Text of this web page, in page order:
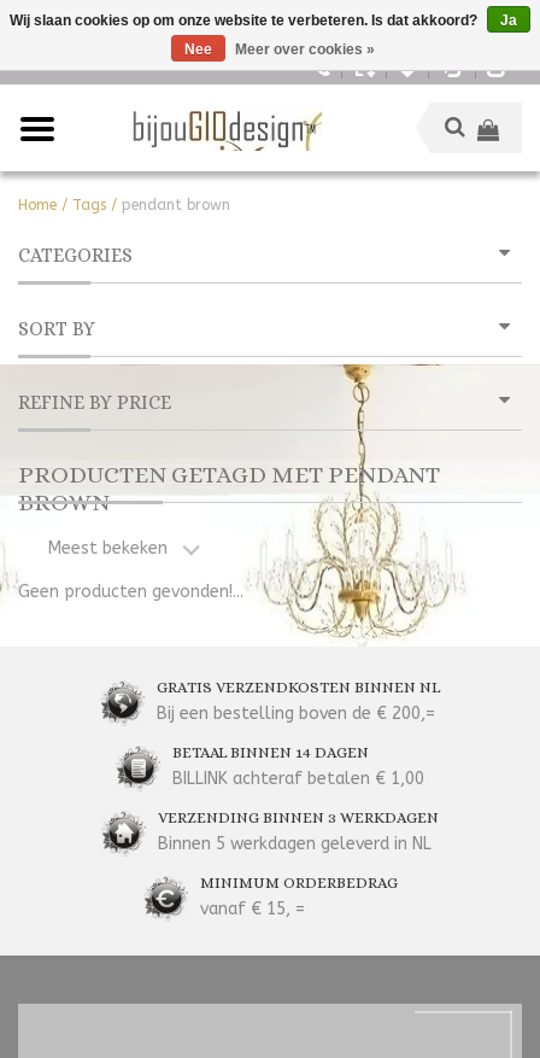
Home / Tags / pendant brown
CATEGORIES
SORT BY
REFINE BY PRICE
PRODUCTEN GETAGD MET PENDANT
BROWN
Meest bekeken
Geen producten gevonden!...
GRATIS VERZENDKOSTEN BINNEN NL
Bij een bestelling boven de € 200,=
BETAAL BINNEN 14 DAGEN
BILLINK achteraf betalen € 1,00
VERZENDING BINNEN 3 WERKDAGEN
Binnen 5 werkdagen geleverd in NL
MINIMUM ORDERBEDRAG
vanaf € 15, =
Wij slaan cookies op om onze website te verbeteren. Is dat akkoord?
Ja
Nee
Meer over cookies »